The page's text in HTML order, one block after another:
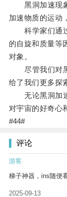
黑洞加速现象
加速物质的运动
科学家们通过
的自旋和质量等
对象。
尽管我们对黑
给了我们更多探
无论黑洞加速
对宇宙的好奇心
#44#
评论
游客
梯子神器，ins随便
2025-09-13